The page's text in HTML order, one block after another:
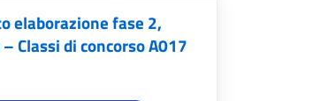
elaborazione fase 2,
Classi di concorso A017